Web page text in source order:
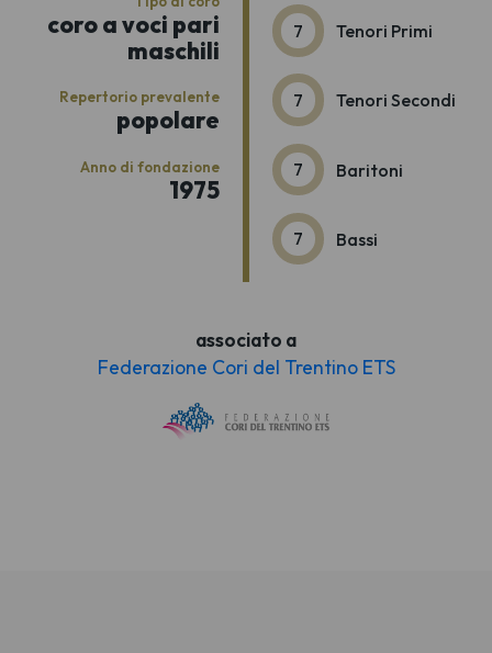
coro a voci pari
maschili
Repertorio prevalente
popolare
Anno di fondazione
1975
7 Tenori Primi
7 Tenori Secondi
7 Baritoni
7 Bassi
associato a
Federazione Cori del Trentino ETS